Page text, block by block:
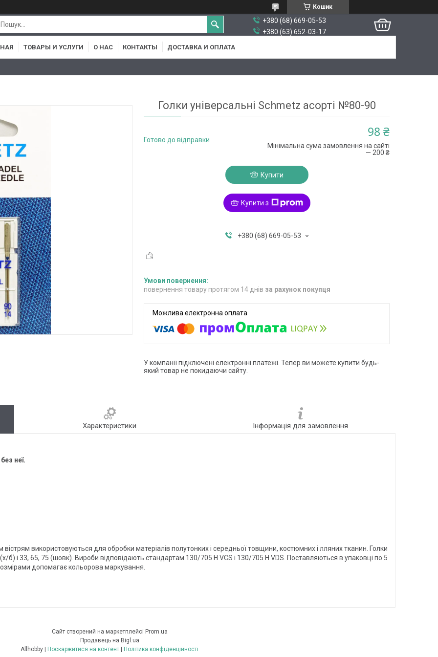
Кошик
+380 (68) 669-05-53
+380 (63) 652-03-17
ТОВАРЫ И УСЛУГИ О НАС КОНТАКТЫ ДОСТАВКА И ОПЛАТА
Голки універсальні Schmetz асорті №80-90
Готово до відправки
98 ₴
Мінімальна сума замовлення на сайті
— 200 ₴
Купити
Купити з
+380 (68) 669-05-53
повернення товару протягом 14 днів за рахунок покупця
У компанії підключені електронні платежі. Тепер ви можете купити будь-
який товар не покидаючи сайту.
Характеристики Інформація для замовлення
неї.
використовуються для обробки матеріалів полутонких і середньої товщини, костюмних і лляних тканин. Голки
і 33, 65, 75 (шовк). Вироби відповідають стандартам 130/705 H VCS і 130/705 H VDS. Поставляються в упаковці по 5
допомагає кольорова маркування.
Сайт створений на маркетплейсі Prom.ua
Продавець на Bigl.ua
Allhobby | Поскаржитися на контент | Політика конфіденційності